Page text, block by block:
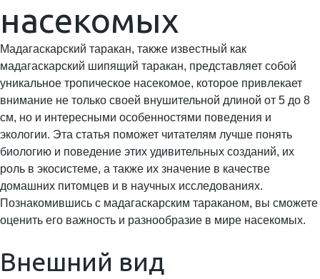
насекомых
Мадагаскарский таракан, также известный как
мадагаскарский шипящий таракан, представляет собой
уникальное тропическое насекомое, которое привлекает
внимание не только своей внушительной длиной от 5 до 8
см, но и интересными особенностями поведения и
экологии. Эта статья поможет читателям лучше понять
биологию и поведение этих удивительных созданий, их
роль в экосистеме, а также их значение в качестве
домашних питомцев и в научных исследованиях.
Познакомившись с мадагаскарским тараканом, вы сможете
оценить его важность и разнообразие в мире насекомых.
Внешний вид